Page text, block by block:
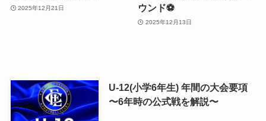
2025年12月21日
ウンド⚽
2025年12月13日
U-12(小学6年生) 年間の大会要項
〜6年時の公式戦を解説〜